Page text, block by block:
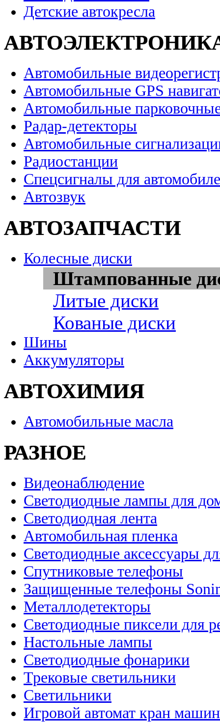
Детские автокресла
Автомобильные
Автомобильные GPS
Автомобильные
Радар-детекторы
Автомобильные
Радиостанции
Спецсигналы для
Автозвук
АВТОЗАПЧАСТИ
Колесные диски
Штампованные
Литые диски
Кованые диски
Шины
Аккумуляторы
АВТОХИМИЯ
Автомобильные масла
РАЗНОЕ
Видеонаблюдение
Светодиодные лампы для
Светодиодная лента
Автомобильная пленка
Светодиодные аксессуары
Спутниковые телефоны
Защищенные телефоны
Металлодетекторы
Светодиодные пиксели для
Настольные лампы
Светодиодные фонарики
Трековые светильники
Светильники
Игровой автомат кран